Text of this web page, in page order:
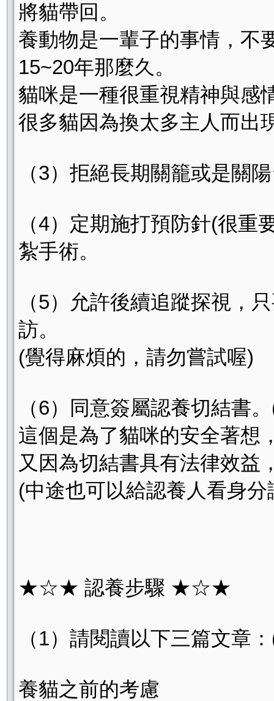
將貓帶回。
養動物是一輩子的事情，不
15~20年那麼久。
貓咪是一種很重視精神與感
很多貓因為換太多主人而出
（3）拒絕長期關籠或是關
（4）定期施打預防針(很
紮手術。
（5）允許後續追蹤探視，
訪。
(覺得麻煩的，請勿嘗試喔)
（6）同意簽屬認養切結書
這個是為了貓咪的安全著想
又因為切結書具有法律效益
(中途也可以給認養人看身分
★☆★ 認養步驟 ★☆★
（1）請閱讀以下三篇文章
養貓之前的考慮